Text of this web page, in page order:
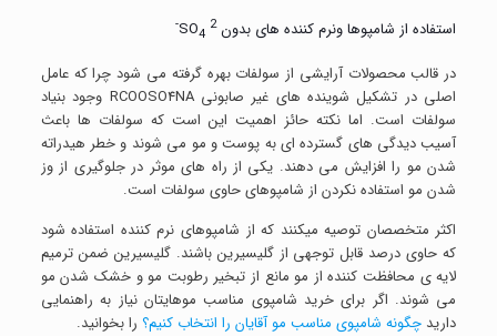
استفاده از شامپوها ونرم کننده های بدون SO 4
2-
در قالب محصولات آرایشی از سولفات بهره گرفته می شود چرا که عامل
اصلی در تشکیل شوینده های غیر صابونی RCOOSO4NA وجود بنیاد
سولفات است. اما نکته حائز اهمیت این است که سولفات ها باعث
آسیب دیدگی های گسترده ای به پوست و مو می شوند و خطر هیدراته
شدن مو را افزایش می دهند. یکی از راه های موثر در جلوگیری از وز
شدن مو استفاده نکردن از شامپوهای حاوی سولفات است.
اکثر متخصصان توصیه میکنند که از شامپوهای نرم کننده استفاده شود
که حاوی درصد قابل توجهی از گلیسیرین باشند. گلیسیرین ضمن ترمیم
لایه ی محافظت کننده از مو مانع از تبخیر رطوبت مو و خشک شدن مو
می شوند. اگر برای خرید شامپوی مناسب موهایتان نیاز به راهنمایی
دارید چگونه شامپوی مناسب مو آقایان را انتخاب کنیم؟را بخوانید.